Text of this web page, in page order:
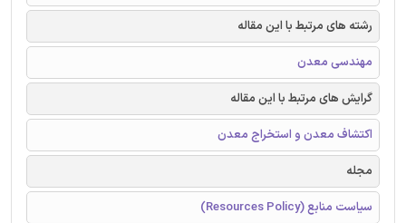
رشته های مرتبط با این مقاله
مهندسی معدن
گرایش های مرتبط با این مقاله
اکتشاف معدن و استخراج معدن
مجله
سیاست منابع (Resources Policy)